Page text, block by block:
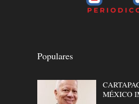
Populares
MÉXICO